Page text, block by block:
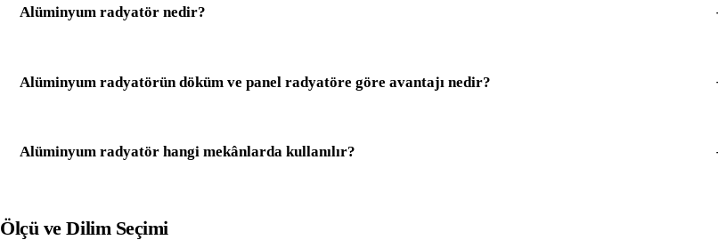
Alüminyum radyatör nedir?
Alüminyum radyatörün döküm ve panel radyatöre göre avantajı nedir?
Alüminyum radyatör hangi mekânlarda kullanılır?
Ölçü ve Dilim Seçimi